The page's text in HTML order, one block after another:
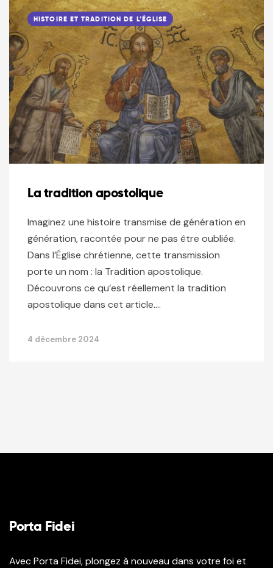
HISTOIRE ET TRADITION DE L’ÉGLISE
La tradition apostolique
Imaginez une histoire transmise de génération en
génération, racontée pour ne pas être oubliée.
Dans l’Église chrétienne, cette transmission
porte un nom : la Tradition apostolique.
Découvrons ce qu’est réellement la tradition
apostolique dans cet article….
4 décembre 2024
Porta Fidei
Avec Porta Fidei, plongez à nouveau dans votre foi et